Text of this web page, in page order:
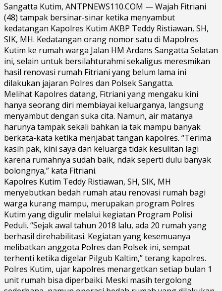
Sangatta Kutim, ANTPNEWS110.COM — Wajah Fitriani
(48) tampak bersinar-sinar ketika menyambut
kedatangan Kapolres Kutim AKBP Teddy Ristiawan, SH,
SIK, MH. Kedatangan orang nomor satu di Mapolres
Kutim ke rumah warga Jalan HM Ardans Sangatta Selatan
ini, selain untuk bersilahturahmi sekaligus meresmikan
hasil renovasi rumah Fitriani yang belum lama ini
dilakukan jajaran Polres dan Polsek Sangatta.
Melihat Kapolres datang, Fitriani yang mengaku kini
hanya seorang diri membiayai keluarganya, langsung
menyambut dengan suka cita. Namun, air matanya
harunya tampak sekali bahkan ia tak mampu banyak
berkata-kata ketika menjabat tangan kapolres. “Terima
kasih pak, kini saya dan keluarga tidak kesulitan lagi
karena rumahnya sudah baik, ndak seperti dulu banyak
bolongnya,” kata Fitriani.
Kapolres Kutim Teddy Ristiawan, SH, SIK, MH
menyebutkan bedah rumah atau renovasi rumah bagi
warga kurang mampu, merupakan program Polres
Kutim yang digulir melalui kegiatan Program Polisi
Peduli. “Sejak awal tahun 2018 lalu, ada 20 rumah yang
berhasil direhabilitasi. Kegiatan yang kesemuanya
melibatkan anggota Polres dan Polsek ini, sempat
terhenti ketika digelar Pilgub Kaltim,” terang kapolres.
Polres Kutim, ujar kapolres menargetkan setiap bulan 1
unit rumah bisa diperbaiki. Meski masih tergolong